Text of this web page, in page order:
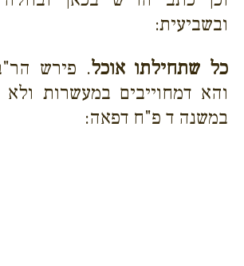
ובשביעית:
כל שתחילתו אוכל. פירש
והא דמחוייבים במעשרות
במשנה ד פ"ח דפאה: